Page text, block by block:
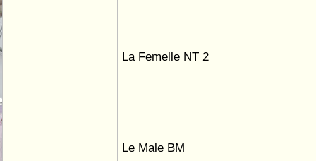
La Femelle NT 2
Le Male BM